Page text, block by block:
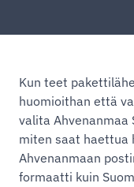
Kun teet
huomioithan että
valita Ahvenanmaa
miten saat haettua
Ahvenanmaan
formaatti kuin